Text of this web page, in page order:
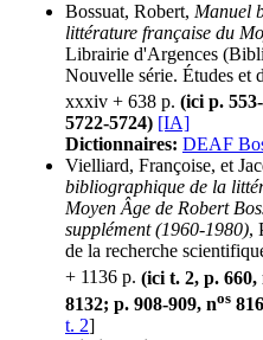
Bossuat, Robert, Manuel
littérature française du
Librairie d'Argences
Nouvelle série. Études et
xxxiv + 638 p. (ici p.
5722-5724) [IA]
Dictionnaires: DEAF
Vielliard, Françoise, et
bibliographique de la
Moyen Âge de Robert
supplément (1960-1980),
de la recherche
+ 1136 p. (ici t. 2, p. 660,
8132; p. 908-909, nos
t. 2]